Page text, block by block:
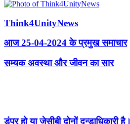
Think4UnityNews
आज 25-04-2024 के प्रमुख समाचार
सम्यक अवस्था और जीवन का सार
डंपर हो या जेसीबी दोनों दन्डाधिकारी है।